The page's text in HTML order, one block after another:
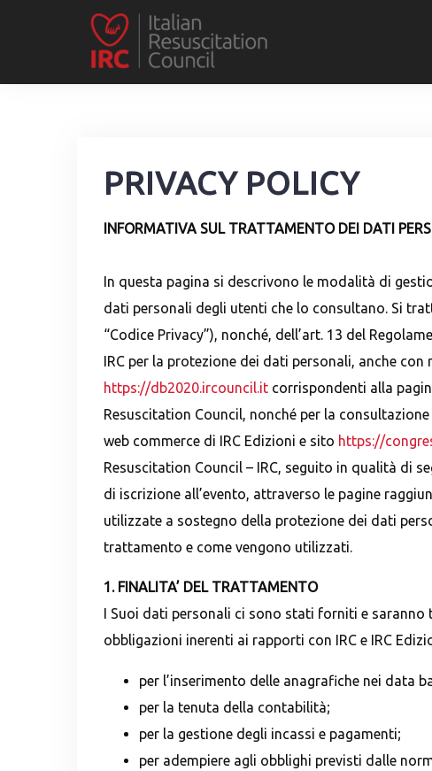
PRIVACY POLICY
INFORMATIVA SUL TRATTAMENTO DEI DATI
In questa pagina si descrivono le modalità di
dati personali degli utenti che lo consultano. Si
“Codice Privacy”), nonché, dell’art. 13 del
IRC per la protezione dei dati personali, anche
https://db2020.ircouncil.it corrispondenti alla
Resuscitation Council, nonché per la
web commerce di IRC Edizioni e sito https://
Resuscitation Council – IRC, seguito in qualità di
di iscrizione all’evento, attraverso le pagine
utilizzate a sostegno della protezione dei dati
trattamento e come vengono utilizzati.
1. FINALITA’ DEL TRATTAMENTO
I Suoi dati personali ci sono stati forniti e
obbligazioni inerenti ai rapporti con IRC e IRC
per l’inserimento delle anagrafiche nei data
per la tenuta della contabilità;
per la gestione degli incassi e pagamenti;
per adempiere agli obblighi previsti dalle